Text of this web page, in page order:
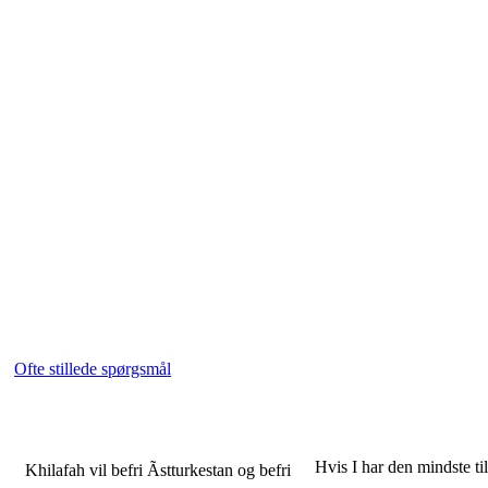
Ofte stillede spørgsmål
Hvis I har den mindste
Khilafah vil befri Ãstturkestan og befri